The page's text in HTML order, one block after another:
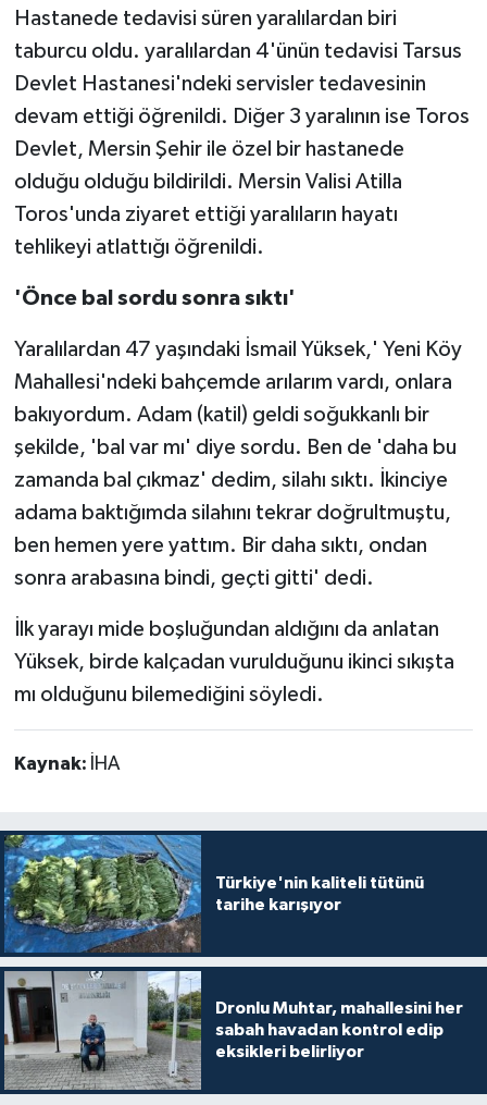
Hastanede tedavisi süren yaralılardan biri
taburcu oldu. yaralılardan 4'ünün tedavisi Tarsus
Devlet Hastanesi'ndeki servisler tedavesinin
devam ettiği öğrenildi. Diğer 3 yaralının ise Toros
Devlet, Mersin Şehir ile özel bir hastanede
olduğu olduğu bildirildi. Mersin Valisi Atilla
Toros'unda ziyaret ettiği yaralıların hayatı
tehlikeyi atlattığı öğrenildi.
'Önce bal sordu sonra sıktı'
Yaralılardan 47 yaşındaki İsmail Yüksek,' Yeni Köy
Mahallesi'ndeki bahçemde arılarım vardı, onlara
bakıyordum. Adam (katil) geldi soğukkanlı bir
şekilde, 'bal var mı' diye sordu. Ben de 'daha bu
zamanda bal çıkmaz' dedim, silahı sıktı. İkinciye
adama baktığımda silahını tekrar doğrultmuştu,
ben hemen yere yattım. Bir daha sıktı, ondan
sonra arabasına bindi, geçti gitti' dedi.
İlk yarayı mide boşluğundan aldığını da anlatan
Yüksek, birde kalçadan vurulduğunu ikinci sıkışta
mı olduğunu bilemediğini söyledi.
Kaynak: İHA
Türkiye'nin kaliteli tütünü
tarihe karışıyor
Dronlu Muhtar, mahallesini her
sabah havadan kontrol edip
eksikleri belirliyor